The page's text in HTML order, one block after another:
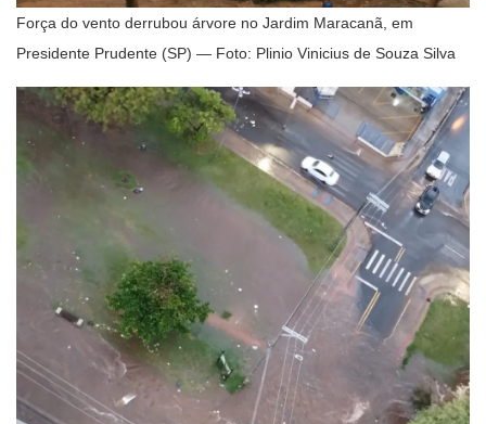
Força do vento derrubou árvore no Jardim Maracanã, em
Presidente Prudente (SP) — Foto: Plinio Vinicius de Souza Silva